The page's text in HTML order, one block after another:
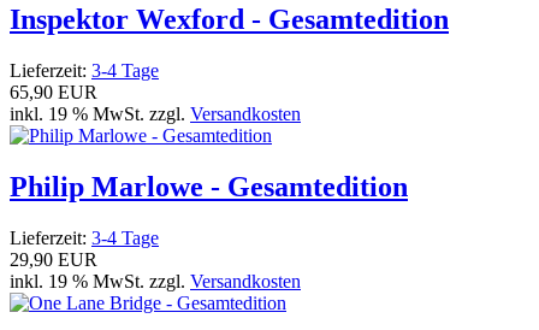
Inspektor Wexford - Gesamtedition
Lieferzeit: 3-4 Tage
65,90 EUR
inkl. 19 % MwSt. zzgl. Versandkosten
Philip Marlowe - Gesamtedition
Lieferzeit: 3-4 Tage
29,90 EUR
inkl. 19 % MwSt. zzgl. Versandkosten